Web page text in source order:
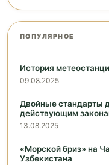
ПОПУЛЯРНОЕ
История
09.08.2025
Двойные стандарты
действующим
13.08.2025
«Морской бриз» на
Узбекистана